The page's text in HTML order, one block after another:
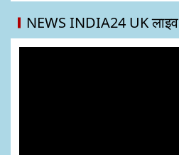
NEWS INDIA24 UK लाइव